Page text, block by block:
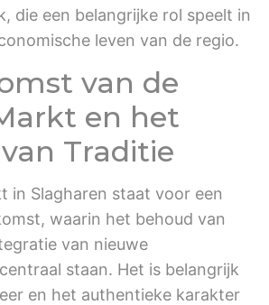
die een belangrijke rol speelt in
leven van de regio.
van de
en het
Traditie
in Slagharen staat voor een
waarin het behoud van
van nieuwe
staan. Het is belangrijk
en het authentieke karakter